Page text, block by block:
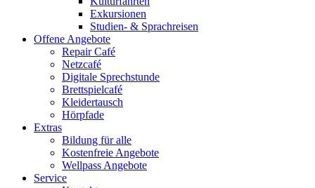
Exkursionen
Studien- & Sprachreisen
Offene Angebote
Repair Café
Netzcafé
Digitale Sprechstunde
Brettspielcafé
Kleidertausch
Hörpfade
Extras
Bildung für alle
Kostenfreie Angebote
Wellpass Angebote
Service